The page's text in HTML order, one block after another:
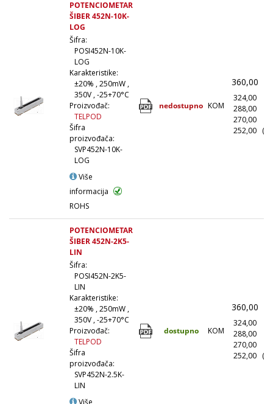
POTENCIOMETAR
ŠIBER 452N-10K-
LOG
Šifra:
POSI452N-10K-
LOG
Karakteristike:
±20% , 250mW ,
350V , -25+70°C
Proizvođač:
TELPOD
Šifra
proizvođača:
SVP452N-10K-
LOG
Više
informacija
ROHS
nedostupno KOM
360,00
324,00
288,00
270,00
252,00
POTENCIOMETAR
ŠIBER 452N-2K5-
LIN
Šifra:
POSI452N-2K5-
LIN
Karakteristike:
±20% , 250mW ,
350V , -25+70°C
Proizvođač:
TELPOD
Šifra
proizvođača:
SVP452N-2.5K-
LIN
dostupno KOM
360,00
324,00
288,00
270,00
252,00